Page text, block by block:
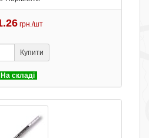
грн./шт
Купити
На складі